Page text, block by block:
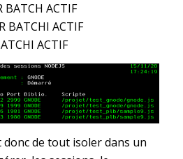
BATCH ACTIF
BATCHI ACTIF
ACTIF
de tout isoler dans un